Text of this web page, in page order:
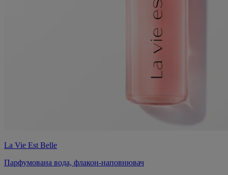
La Vie Est Belle
Парфумована вода, флакон-наповнювач